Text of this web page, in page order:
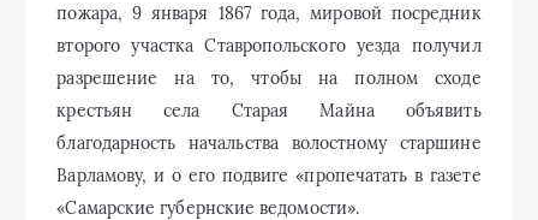
пожара, 9 января 1867 года, мировой посредник
второго участка Ставропольского уезда получил
разрешение на то, чтобы на полном сходе
крестьян села Старая Майна объявить
благодарность начальства волостному старшине
Варламову, и о его подвиге «пропечатать в газете
«Самарские губернские ведомости».